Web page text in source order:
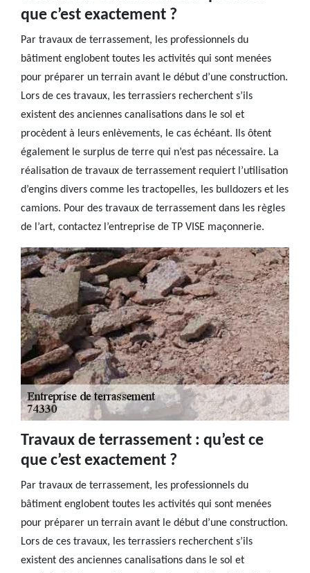
que c’est exactement ?
Par travaux de terrassement, les professionnels du
bâtiment englobent toutes les activités qui sont menées
pour préparer un terrain avant le début d’une construction.
Lors de ces travaux, les terrassiers recherchent s’ils
existent des anciennes canalisations dans le sol et
procèdent à leurs enlèvements, le cas échéant. Ils ôtent
également le surplus de terre qui n’est pas nécessaire. La
réalisation de travaux de terrassement requiert l’utilisation
d’engins divers comme les tractopelles, les bulldozers et les
camions. Pour des travaux de terrassement dans les règles
de l’art, contactez l’entreprise de TP VISE maçonnerie.
Travaux de terrassement : qu’est ce
que c’est exactement ?
Par travaux de terrassement, les professionnels du
bâtiment englobent toutes les activités qui sont menées
pour préparer un terrain avant le début d’une construction.
Lors de ces travaux, les terrassiers recherchent s’ils
existent des anciennes canalisations dans le sol et